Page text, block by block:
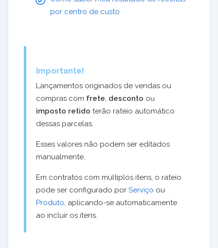
por centro de custo
Importante!
Lançamentos originados de vendas ou
compras com frete desconto ou
imposto retido terão rateio automático
dessas parcelas.
Esses valores não podem ser editados
manualmente.
Em contratos com múltiplos itens, o rateio
pode ser configurado por Serviço ou
Produto , aplicando-se automaticamente
ao incluir os itens.